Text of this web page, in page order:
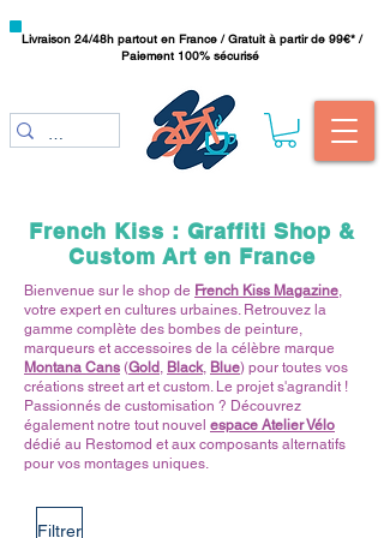
Livraison 24/48h partout en France / Gratuit à partir de 99€* /
Paiement 100% sécurisé
French Kiss : Graffiti Shop &
Custom Art en France
Bienvenue sur le shop de French Kiss Magazine,
votre expert en cultures urbaines. Retrouvez la
gamme complète des bombes de peinture,
marqueurs et accessoires de la célèbre marque
Montana Cans (Gold , Black, Blue) pour toutes vos
créations street art et custom. Le projet s'agrandit !
Passionnés de customisation ? Découvrez
également notre tout nouvel espace Atelier Vélo
dédié au Restomod et aux composants alternatifs
pour vos montages uniques.
Filtrer